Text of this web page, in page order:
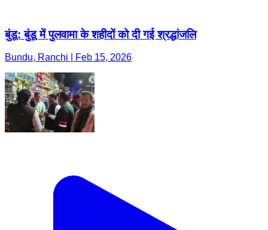
बुंडू: बुंडू में पुलवामा के शहीदों को दी गई श्रद्धांजलि
Bundu, Ranchi | Feb 15, 2026